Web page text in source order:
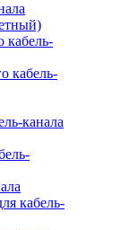
кабель-
кабель-
канала
кабель-